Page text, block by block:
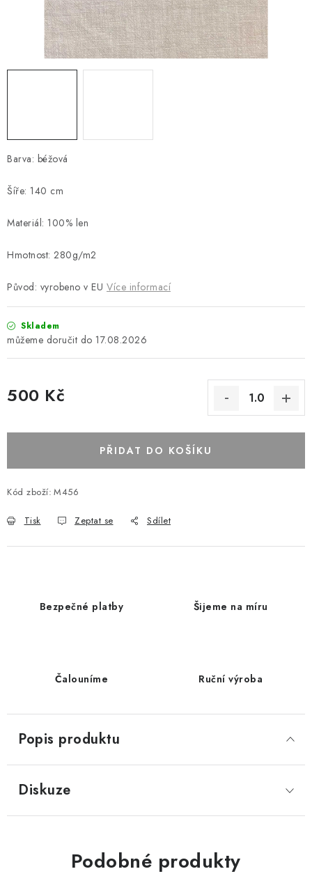
Platba a doprava
Reklamační řád
Všeobecné obchodní podmínky
Jak využíváme cookies
Ochrana osobních údajů
Odstoupení od smlouvy
Barva: béžová
Šíře: 140 cm
Materiál: 100% len
Hmotnost: 280g/m2
Původ: vyrobeno v EU Více informací
Skladem
17.08.2026
500 Kč
PŘIDAT DO KOŠÍKU
Kód zboží: M456
Tisk Zeptat se Sdílet
Bezpečné platby Šijeme na míru
Čalouníme Ruční výroba
Popis produktu
Diskuze
Podobné produkty